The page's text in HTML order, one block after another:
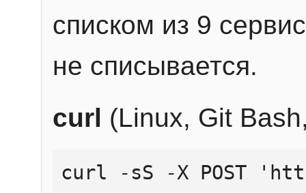
списком из 9
не списывается.
curl (Linux, Git
curl -sS -X POST